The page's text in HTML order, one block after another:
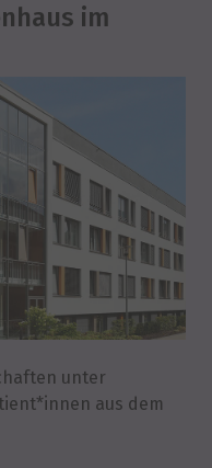
im
unter
aus dem